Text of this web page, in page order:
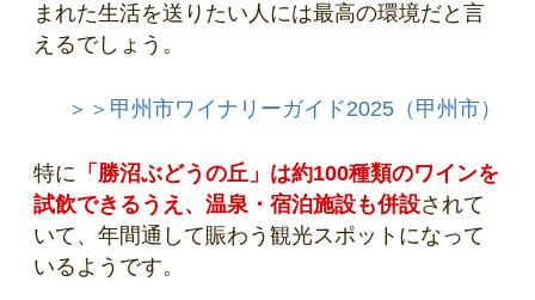
まれた生活を送りたい人には最高の環境だと言
えるでしょう。
＞＞甲州市ワイナリーガイド2025（甲州市）
特に 「勝沼ぶどうの丘」は約100種類のワインを
試飲できるうえ、温泉・宿泊施設も併設されて
いて、年間通して賑わう観光スポットになって
いるようです。